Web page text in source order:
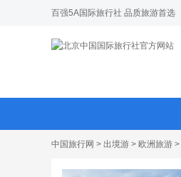
百强5A国际旅行社 品质旅游首选
中国旅行网 > 出境游 > 欧洲旅游 >